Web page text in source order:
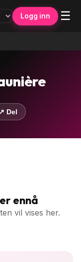
Logg inn ☰
↗ Del
ennå
vil vises her.